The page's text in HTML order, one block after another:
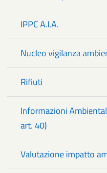
IPPC A.I.A.
Nucleo vigilanza
Rifiuti
Informazioni
art. 40)
Valutazione impatto